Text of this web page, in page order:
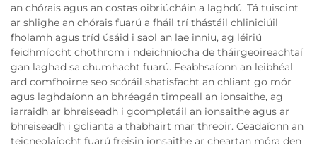
an chórais agus an costas oibriúcháin a laghdú. Tá tuiscint
ar shlighe an chórais fuarú a fháil trí thástáil chliniciúil
fholamh agus tríd úsáid i saol an lae inniu, ag léiriú
feidhmíocht chothrom i ndeichníocha de tháirgeoireachtaí
gan laghad sa chumhacht fuarú. Feabhsaíonn an leibhéal
ard comfhoirne seo scóráil shatisfacht an chliant go mór
agus laghdaíonn an bhréagán timpeall an ionsaithe, ag
iarraidh ar bhreiseadh i gcompletáil an ionsaithe agus ar
bhreiseadh i gclianta a thabhairt mar threoir. Ceadaíonn an
teicneolaíocht fuarú freisin ionsaithe ar cheartan móra den